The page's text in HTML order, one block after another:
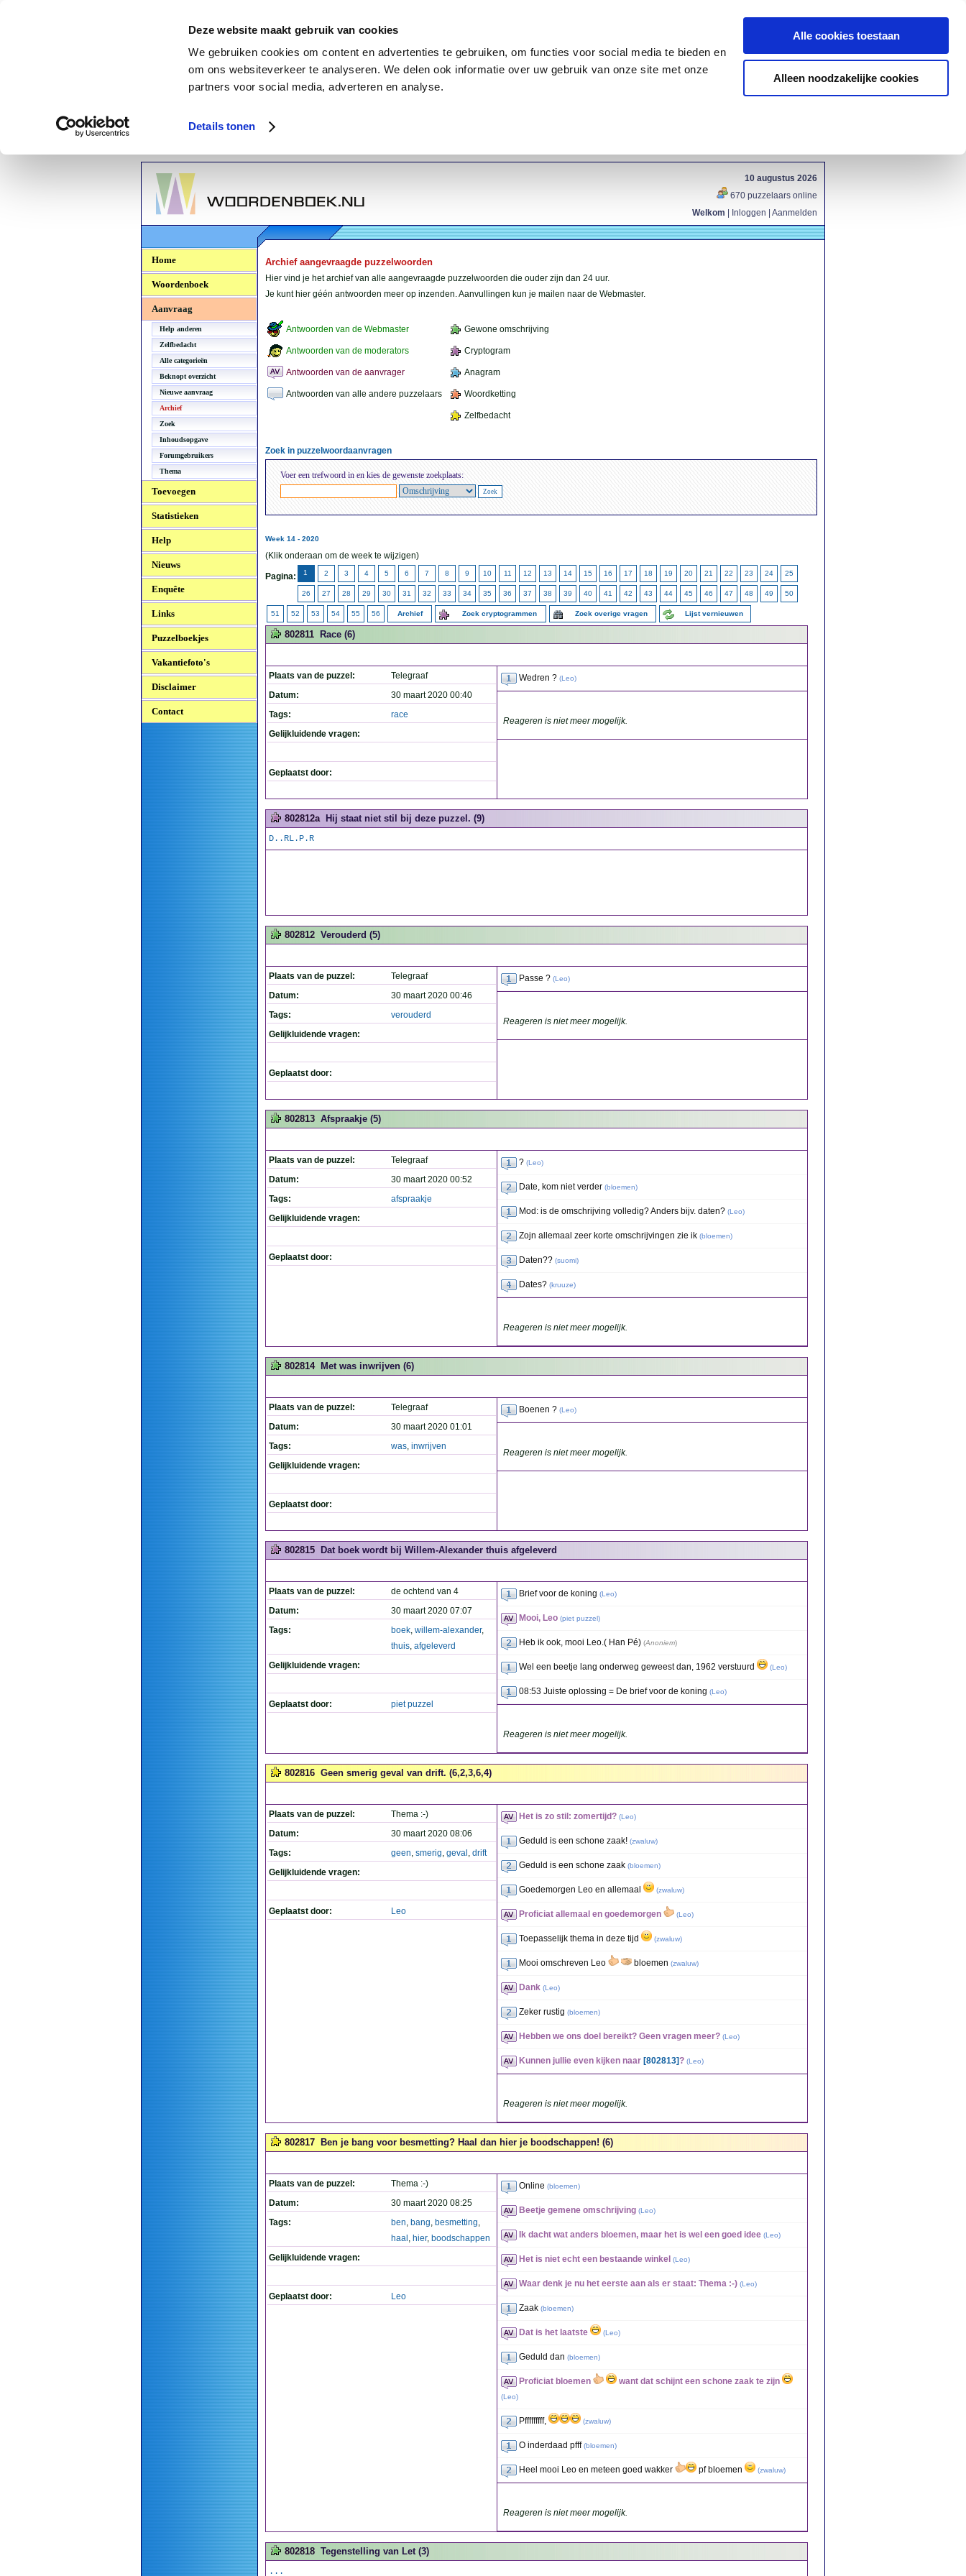
Deze website maakt gebruik van cookies
We gebruiken cookies om content en advertenties te gebruiken, om functies voor social media te bieden en
om ons websiteverkeer te analyseren. We delen ook informatie over uw gebruik van onze site met onze
partners voor social media, adverteren en analyse.
Details tonen
Alle cookies toestaan
Alleen noodzakelijke cookies
Woordenboek.NU
10 augustus 2026
670 puzzelaars online
Welkom
Inloggen Aanmelden
Home
Woordenboek
Aanvraag
Help anderen
Zelfbedacht
Alle categorieën
Beknopt overzicht
Nieuwe aanvraag
Archief
Zoek
Inhoudsopgave
Forumgebruikers
Thema
Toevoegen
Statistieken
Help
Nieuws
Enquête
Links
Puzzelboekjes
Vakantiefoto's
Disclaimer
Contact
Archief aangevraagde puzzelwoorden
Hier vind je het archief van alle aangevraagde puzzelwoorden die ouder zijn dan 24 uur.
Je kunt hier géén antwoorden meer op inzenden. Aanvullingen kun je mailen naar de Webmaster.
Antwoorden van de Webmaster Gewone omschrijving
Antwoorden van de moderators Cryptogram
Antwoorden van de aanvrager Anagram
Antwoorden van alle andere puzzelaars Woordketting
Zelfbedacht
Zoek in puzzelwoordaanvragen
Voer een trefwoord in en kies de gewenste zoekplaats:
Week 14 - 2020
(Klik onderaan om de week te wijzigen)
Pagina: 1 2 3 4 5 6 7 8 9 10 11 12 13 14 15 16 17 18 19 20 21 22 23 24 25
26 27 28 29 30 31 32 33 34 35 36 37 38 39 40 41 42 43 44 45 46 47 48 49 50
51 52 53 54 55 56 Archief Zoek cryptogrammen Zoek overige vragen Lijst vernieuwen
802811 Race (6)
Plaats van de puzzel:
Telegraaf
Datum:
30 maart 2020 00:40
Tags:
race
Gelijkluidende vragen:
Geplaatst door:
Wedren ? (Leo)
Reageren is niet meer mogelijk.
802812a Hij staat niet stil bij deze puzzel. (9)
D..RL.P.R
802812 Verouderd (5)
Plaats van de puzzel:
Telegraaf
Datum:
30 maart 2020 00:46
Tags:
verouderd
Gelijkluidende vragen:
Geplaatst door:
Passe ? (Leo)
Reageren is niet meer mogelijk.
802813 Afspraakje (5)
Plaats van de puzzel:
Telegraaf
Datum:
30 maart 2020 00:52
Tags:
afspraakje
Gelijkluidende vragen:
Geplaatst door:
? (Leo)
Date, kom niet verder (bloemen)
Mod: is de omschrijving volledig? Anders bijv. daten? (Leo)
Zojn allemaal zeer korte omschrijvingen zie ik (bloemen)
Daten?? (suomi)
Dates? (kruuze)
Reageren is niet meer mogelijk.
802814 Met was inwrijven (6)
Plaats van de puzzel:
Telegraaf
Datum:
30 maart 2020 01:01
Tags:
was, inwrijven
Gelijkluidende vragen:
Geplaatst door:
Boenen ? (Leo)
Reageren is niet meer mogelijk.
802815 Dat boek wordt bij Willem-Alexander thuis afgeleverd
Plaats van de puzzel:
de ochtend van 4
Datum:
30 maart 2020 07:07
Tags:
boek, willem-alexander,
thuis, afgeleverd
Gelijkluidende vragen:
Geplaatst door: piet puzzel
Brief voor de koning (Leo)
Mooi, Leo (piet puzzel)
Heb ik ook, mooi Leo.( Han Pé) (Anoniem)
Wel een beetje lang onderweg geweest dan, 1962 verstuurd (Leo)
08:53 Juiste oplossing = De brief voor de koning (Leo)
Reageren is niet meer mogelijk.
802816 Geen smerig geval van drift. (6,2,3,6,4)
Plaats van de puzzel:
Thema :-)
Datum:
30 maart 2020 08:06
Tags:
geen, smerig, geval , drift
Gelijkluidende vragen:
Geplaatst door: Leo
Het is zo stil: zomertijd? (Leo)
Geduld is een schone zaak! (zwaluw)
Geduld is een schone zaak (bloemen)
Goedemorgen Leo en allemaal (zwaluw)
Proficiat allemaal en goedemorgen (Leo)
Toepasselijk thema in deze tijd (zwaluw)
Mooi omschreven Leo bloemen (zwaluw)
Dank (Leo)
Zeker rustig (bloemen)
Hebben we ons doel bereikt? Geen vragen meer? (Leo)
Kunnen jullie even kijken naar [802813]? (Leo)
Reageren is niet meer mogelijk.
802817 Ben je bang voor besmetting? Haal dan hier je boodschappen! (6)
Plaats van de puzzel:
Thema :-)
Datum:
30 maart 2020 08:25
Tags:
ben, bang, besmetting,
haal , hier, boodschappen
Gelijkluidende vragen:
Geplaatst door: Leo
Online (bloemen)
Beetje gemene omschrijving (Leo)
Ik dacht wat anders bloemen, maar het is wel een goed idee (Leo)
Het is niet echt een bestaande winkel (Leo)
Waar denk je nu het eerste aan als er staat: Thema :-) (Leo)
Zaak (bloemen)
Dat is het laatste (Leo)
Geduld dan (bloemen)
Proficiat bloemen want dat schijnt een schone zaak te zijn
(Leo)
Pfffffffff, (zwaluw)
O inderdaad pfff (bloemen)
Heel mooi Leo en meteen goed wakker pf bloemen (zwaluw)
Reageren is niet meer mogelijk.
802818 Tegenstelling van Let (3)
...